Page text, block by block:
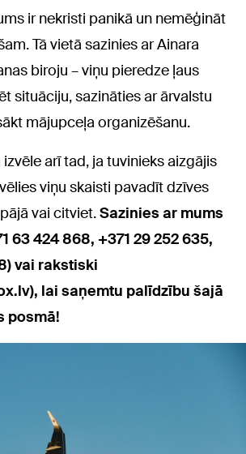
ir nekristi panikā un nemēģināt
Tā vietā sazinies ar Ainara
biroju – viņu pieredze ļaus
situāciju, sazināties ar ārvalstu
mājupceļa organizēšanu.
arī tad, ja tuvinieks aizgājis
viņu skaisti pavadīt dzīves
vai citviet.Sazinies ar mums
63 424 868, +371 29 252 635,
vai rakstiski
lai saņemtu palīdzību šajā
posmā!